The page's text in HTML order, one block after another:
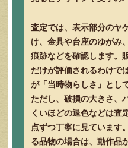
査定では、表示部分のヤ
け、金具や台座のゆがみ
痕跡などを確認します。
だけが評価されるわけで
が「当時物らしさ」とし
ただし、破損の大きさ、
くいほどの退色などは査
点ずつ丁寧に見ています
る品物の場合は、動作品